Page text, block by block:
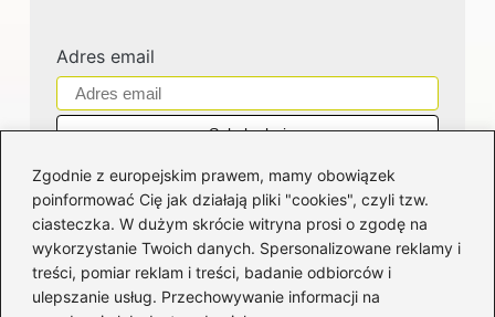
Zgodnie z europejskim prawem, mamy obowiązek
poinformować Cię jak działają pliki "cookies", czyli tzw.
ciasteczka. W dużym skrócie witryna prosi o zgodę na
wykorzystanie Twoich danych. Spersonalizowane reklamy i
treści, pomiar reklam i treści, badanie odbiorców i
ulepszanie usług. Przechowywanie informacji na
Adres email
Kategorie